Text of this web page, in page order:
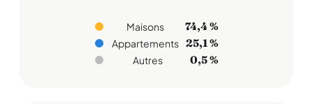
Maisons 74,4 %
Appartements 25,1 %
Autres 0,5 %